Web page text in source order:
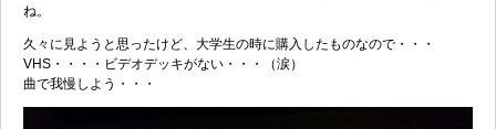
ね。
久々に見ようと思ったけど、大学生の時に購入したものなので・・・
VHS・・・・ビデオデッキがない・・・（涙）
曲で我慢しよう・・・